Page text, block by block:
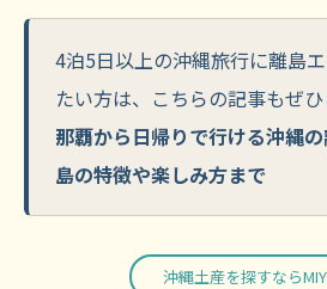
4泊5日以上の沖縄旅行に離島
たい方は、こちらの記事もぜひ
那覇から日帰りで行ける沖縄
島の特徴や楽しみ方まで
沖縄土産を探すなら